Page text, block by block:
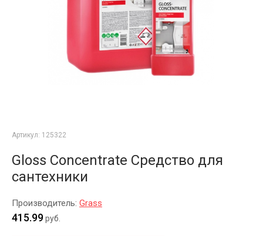
Артикул: 125322
Gloss Concentrate Средство для
сантехники
Производитель: Grass
415.99руб.